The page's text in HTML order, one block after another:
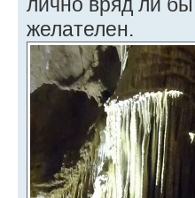
лично вряд ли
желателен.